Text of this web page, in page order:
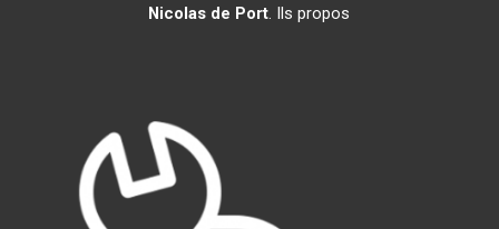
Nicolas de Port. Ils propos